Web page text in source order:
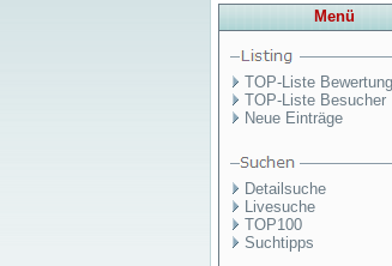
Menü
TOP-Liste Bewertung
TOP-Liste Besucher
Neue Einträge
Detailsuche
Livesuche
TOP100
Suchtipps